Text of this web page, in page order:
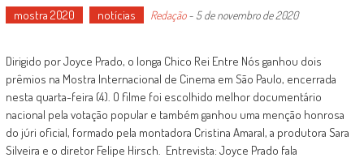
mostra 2020 notícias Redação- 5 de novembro de 2020
Dirigido por Joyce Prado, o longa Chico Rei Entre Nós ganhou dois
prêmios na Mostra Internacional de Cinema em São Paulo, encerrada
nesta quarta-feira (4). O filme foi escolhido melhor documentário
nacional pela votação popular e também ganhou uma menção honrosa
do júri oficial, formado pela montadora Cristina Amaral, a produtora Sara
Silveira e o diretor Felipe Hirsch. Entrevista: Joyce Prado fala